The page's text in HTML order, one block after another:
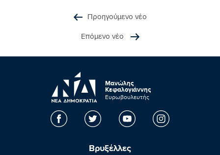
Προηγούμενο νέο
Επόμενο νέο
Μανώλης
Κεφαλογιάννης
Ευρωβουλευτής
Βρυξέλλες